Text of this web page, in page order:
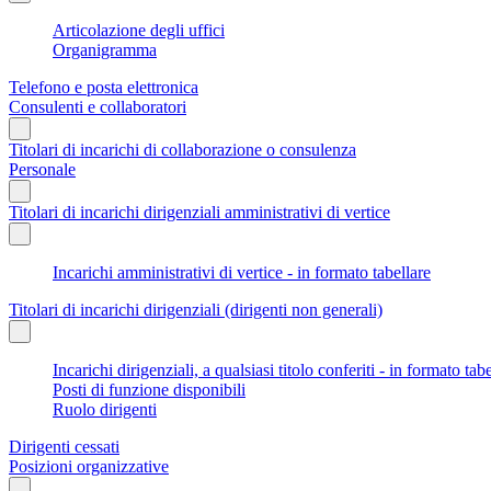
Articolazione degli uffici
Organigramma
Telefono e posta elettronica
Consulenti e collaboratori
Titolari di incarichi di collaborazione o consulenza
Personale
Titolari di incarichi dirigenziali amministrativi di vertice
Incarichi amministrativi di vertice - in formato tabellare
Titolari di incarichi dirigenziali (dirigenti non generali)
Incarichi dirigenziali, a qualsiasi titolo conferiti - in formato
Posti di funzione disponibili
Ruolo dirigenti
Dirigenti cessati
Posizioni organizzative